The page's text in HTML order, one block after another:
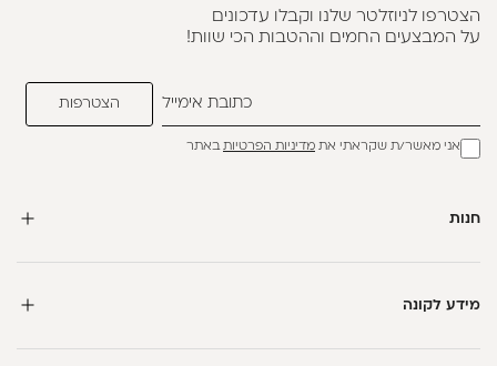
הצטרפו לניוזלטר שלנו וקבלו עדכונים
על המבצעים החמים וההטבות הכי שוות!
אני מאשר/ת שקראתי את מדיניות הפרטיותבאתר
חנות
מידע לקונה